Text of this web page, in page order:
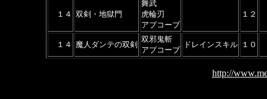
１４ 双剣・地獄門
舞武
虎輪刃
アプコーブ
１２
１４ 魔人ダンテの双剣
双邪鬼斬
アプコーブ
ドレインスキル １０
http://